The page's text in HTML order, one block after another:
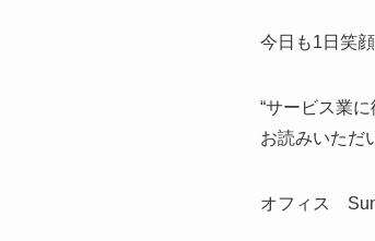
今日も1日笑
“サービス業
お読みいただ
オフィス